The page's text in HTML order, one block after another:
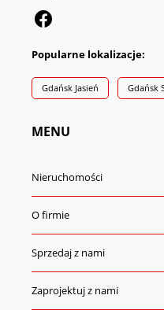
Popularne lokalizacje:
Gdańsk Jasień Gdańsk
MENU
Nieruchomości
O firmie
Sprzedaj z nami
Zaprojektuj z nami